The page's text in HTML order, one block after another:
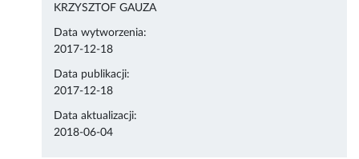
KRZYSZTOF GAUZA
Data wytworzenia:
2017-12-18
Data publikacji:
2017-12-18
Data aktualizacji:
2018-06-04